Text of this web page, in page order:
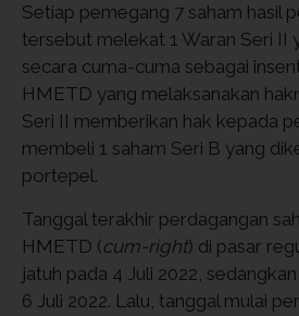
Setiap pemegang 7 saham hasil
tersebut melekat 1 Waran Seri II
secara cuma-cuma sebagai
HMETD yang melaksanakan
Seri II memberikan hak kepada
membeli 1 saham Seri B yang
portepel.
Tanggal terakhir perdagangan
HMETD (cum-right) di pasar
jatuh pada 4 Juli 2022,
6 Juli 2022. Lalu, tanggal mulai